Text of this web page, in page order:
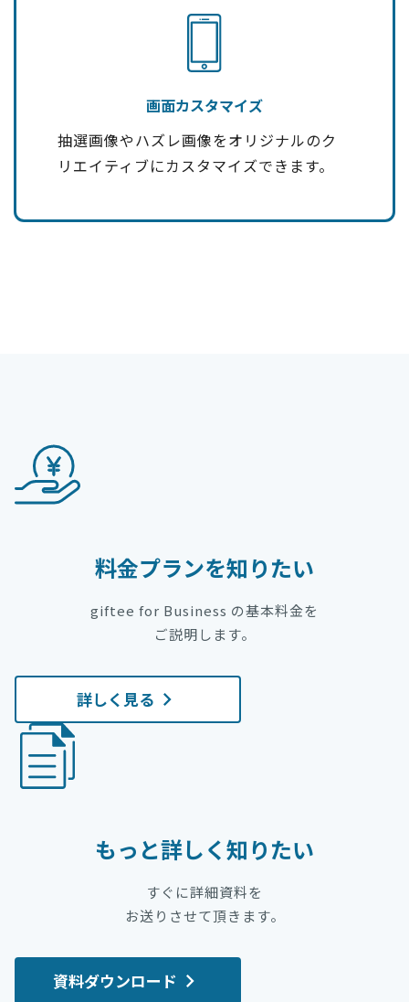
画面カスタマイズ
抽選画像やハズレ画像をオリジナルのク
リエイティブにカスタマイズできます。
料金プランを知りたい
giftee for Business の基本料金を
ご説明します。
詳しく見る
もっと詳しく知りたい
すぐに詳細資料を
お送りさせて頂きます。
資料ダウンロード